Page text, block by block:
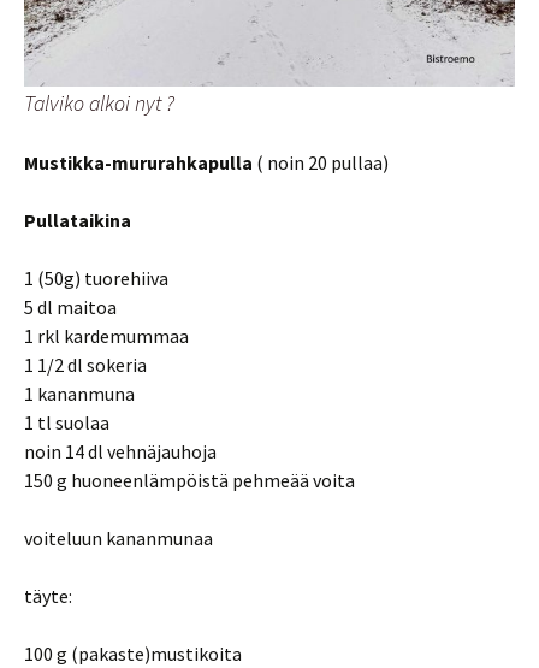
Talviko alkoi nyt ?
Mustikka-mururahkapulla ( noin 20 pullaa)
Pullataikina
1 (50g) tuorehiiva
5 dl maitoa
1 rkl kardemummaa
1 1/2 dl sokeria
1 kananmuna
1 tl suolaa
noin 14 dl vehnäjauhoja
150 g huoneenlämpöistä pehmeää voita
voiteluun kananmunaa
täyte:
100 g (pakaste)mustikoita